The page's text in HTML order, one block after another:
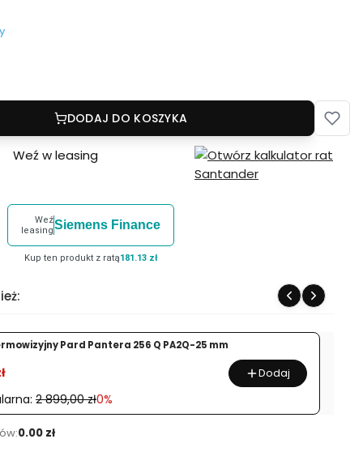
DODAJ DO KOSZYKA
Weź w leasing
Weź
leasingSiemens Finance
Kup ten produkt z ratą181.13 zł
Pard Pantera 256 Q PA2Q-25 mm
2 899,00 zł0%
Dodaj
0.00 zł